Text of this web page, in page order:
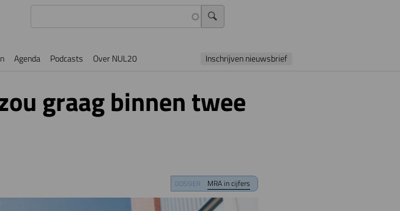
Agenda Podcasts Over NUL20 Inschrijven nieuwsbrief
graag binnen twee
DOSSIER MRA in cijfers